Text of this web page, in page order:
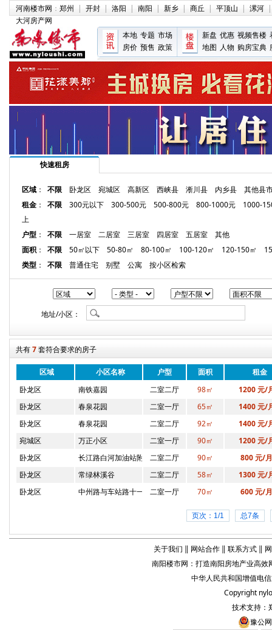
河南楼市网 ： 郑州 | 开封 | 洛阳 | 南阳 | 新乡 | 商丘 | 平顶山 | 漯河 |
大河房产网
本地 专题 市场
房价 预售 政策
新盘 优惠 视频售楼
地图 人物 购房宝典
快速租房
区域 ： 不限 卧龙区 宛城区 高新区 西峡县 淅川县 内乡县
其他县
租金 ： 不限 300元以下 300-500元 500-800元 800-1000元
1000-
上
户型 ： 不限 一居室 二居室 三居室 四居室 五居室
其他
面积 ： 不限 50㎡以下 50-80㎡ 80-100㎡ 100-120㎡ 120-150㎡
类型 ： 不限 普通住宅 别墅 公寓 按小区检索
地址/小区：
共有7套符合要求的房子
区域 小区名称 户型 面积
租金
卧龙区
南铁嘉园 二室二厅 98㎡
1200 元/
卧龙区
春泉花园 二室一厅 65㎡
1400 元/
卧龙区
春泉花园 二室二厅 92㎡
1400 元/
宛城区
万正小区 二室一厅 90㎡
1200 元/
卧龙区
长江路白河加油站附近二室二厅 90㎡
800 元/月
卧龙区
常绿林溪谷 二室二厅 58㎡
1300 元/
卧龙区
中州路与车站路十一小附近二室一厅 70㎡ 600 元/月
页次：1/1 总7条
关于我们 ‖ 网站合作‖ 联系方式‖
南阳楼市网 ：打造南阳房地产业高效
中华人民共和国增值电
Copyright
技术支持：
豫公